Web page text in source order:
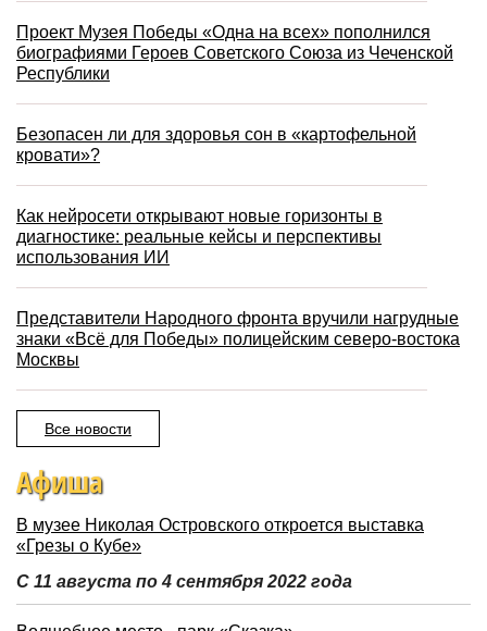
Проект Музея Победы «Одна на всех» пополнился
биографиями Героев Советского Союза из Чеченской
Республики
Безопасен ли для здоровья сон в «картофельной
кровати»?
Как нейросети открывают новые горизонты в
диагностике: реальные кейсы и перспективы
использования ИИ
Представители Народного фронта вручили нагрудные
знаки «Всё для Победы» полицейским северо-востока
Москвы
Все новости
Афиша
В музее Николая Островского откроется выставка
«Грезы о Кубе»
С 11 августа по 4 сентября 2022 года